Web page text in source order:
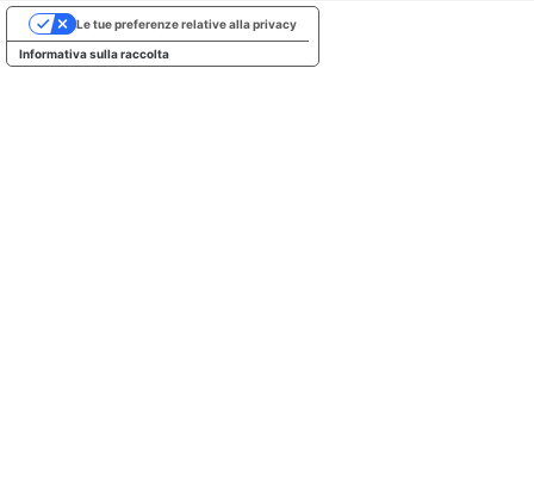
Informativa sulla raccolta
Le tue preferenze relative alla privacy